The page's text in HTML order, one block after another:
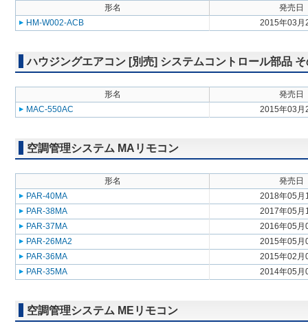
形名
発売日
HM-W002-ACB
2015年03月
ハウジングエアコン [別売] システムコントロール部品
形名
発売日
MAC-550AC
2015年03月
空調管理システム MAリモコン
形名
発売日
PAR-40MA
2018年05月
PAR-38MA
2017年05月
PAR-37MA
2016年05月
PAR-26MA2
2015年05月
PAR-36MA
2015年02月
PAR-35MA
2014年05月
空調管理システム MEリモコン